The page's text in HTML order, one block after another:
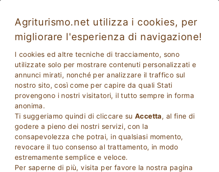
Agriturismo.net utilizza i cookies, per
migliorare l'esperienza di navigazione!
I cookies ed altre tecniche di tracciamento, sono
utilizzate solo per mostrare contenuti personalizzati e
annunci mirati, nonché per analizzare il traffico sul
nostro sito, così come per capire da quali Stati
provengono i nostri visitatori, il tutto sempre in forma
anonima.
Ti suggeriamo quindi di cliccare su Accetta, al fine di
godere a pieno dei nostri servizi, con la
consapevolezza che potrai, in qualsiasi momento,
revocare il tuo consenso al trattamento, in modo
estremamente semplice e veloce.
Per saperne di più, visita per favore la nostra pagina
2Adulti
0Bambini CERCA